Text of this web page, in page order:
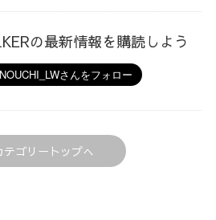
の最新情報を購読しよう
テゴリートップへ